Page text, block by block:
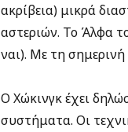
ακρίβεια) μικρά
αστεριών. Το Άλφα
ναι). Με τη σημερινή
Ο Χώκινγκ έχει
συστήματα. Οι